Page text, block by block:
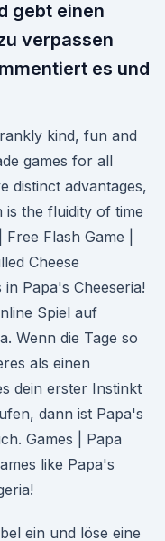
gebt einen
verpassen
es und
kind, fun and
games for all
distinct advantages,
the fluidity of time
Flash Game |
Cheese
Papa's Cheeseria!
Spiel auf
Wenn die Tage so
als einen
dein erster Instinkt
dann ist Papa's
Games | Papa
like Papa's
ein und löse eine